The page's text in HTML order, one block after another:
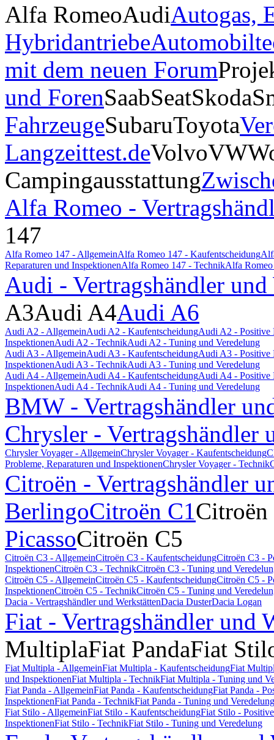
Alfa RomeoAudiAutogas,
Hybridantriebe
mit dem neuen Forum
und ForenSaabSeatSkoda
FahrzeugeSubaruToyota
Langzeittest.deVolvoVW
Campingausstattung
Alfa Romeo -
147
Alfa Romeo 147 - AllgemeinAlfa Romeo 147 - Kaufentscheidung
Reparaturen und InspektionenAlfa Romeo 147 - TechnikAlfa
Audi - Vertragshändler und
A3Audi A4Audi A6
Audi A2 - AllgemeinAudi A2 - KaufentscheidungAudi A2 - Positive
InspektionenAudi A2 - TechnikAudi A2 - Tuning und Veredelung
Audi A3 - AllgemeinAudi A3 - KaufentscheidungAudi A3 - Positive
InspektionenAudi A3 - TechnikAudi A3 - Tuning und Veredelung
Audi A4 - AllgemeinAudi A4 - KaufentscheidungAudi A4 - Positive
InspektionenAudi A4 - TechnikAudi A4 - Tuning und Veredelung
BMW - Vertragshändler
Chrysler - Vertragshändler
Chrysler Voyager - AllgemeinChrysler Voyager - Kaufentscheidung
Probleme, Reparaturen und InspektionenChrysler Voyager - Technik
Citroën - Vertragshändler
BerlingoCitroën C1Citroën
PicassoCitroën C5
Citroën C3 - AllgemeinCitroën C3 - KaufentscheidungCitroën C3 -
InspektionenCitroën C3 - TechnikCitroën C3 - Tuning und
Citroën C5 - AllgemeinCitroën C5 - KaufentscheidungCitroën C5 -
InspektionenCitroën C5 - TechnikCitroën C5 - Tuning und
Dacia - Vertragshändler und WerkstättenDacia DusterDacia Logan
Fiat - Vertragshändler und
MultiplaFiat PandaFiat
Fiat Multipla - AllgemeinFiat Multipla - KaufentscheidungFiat
und InspektionenFiat Multipla - TechnikFiat Multipla - Tuning und
Fiat Panda - AllgemeinFiat Panda - KaufentscheidungFiat Panda -
InspektionenFiat Panda - TechnikFiat Panda - Tuning und Veredelung
Fiat Stilo - AllgemeinFiat Stilo - KaufentscheidungFiat Stilo -
InspektionenFiat Stilo - TechnikFiat Stilo - Tuning und Veredelung